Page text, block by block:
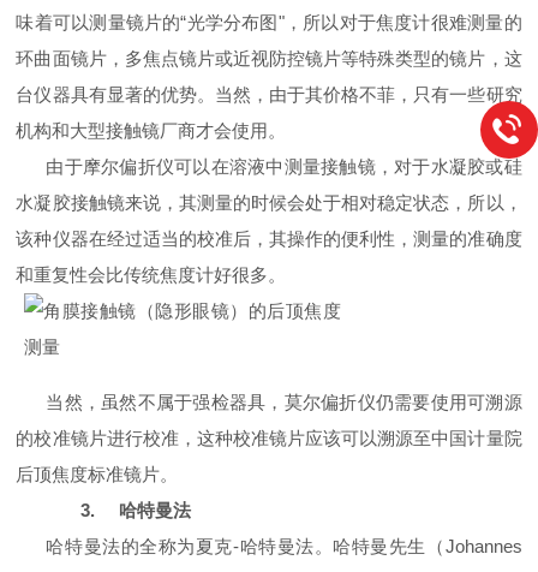
味着可以测量镜片的“光学分布图"，所以对于焦度计很难测量的
环曲面镜片，多焦点镜片或近视防控镜片等特殊类型的镜片，这
台仪器具有显著的优势。当然，由于其价格不菲，只有一些研究
机构和大型接触镜厂商才会使用。
由于摩尔偏折仪可以在溶液中测量接触镜，对于水凝胶或硅
水凝胶接触镜来说，其测量的时候会处于相对稳定状态，所以，
该种仪器在经过适当的校准后，其操作的便利性，测量的准确度
和重复性会比传统焦度计好很多。
当然，虽然不属于强检器具，莫尔偏折仪仍需要使用可溯源
的校准镜片进行校准，这种校准镜片应该可以溯源至中国计量院
后顶焦度标准镜片。
3.
哈特曼法
哈特曼法的全称为夏克-哈特曼法。哈特曼先生（Johannes